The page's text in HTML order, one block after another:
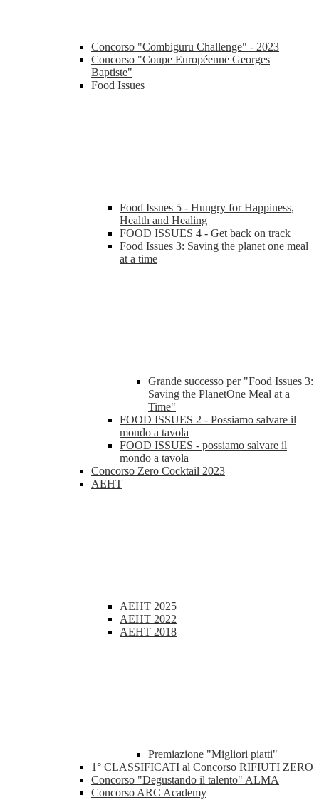
Concorso "Combiguru Challenge" - 2023
Concorso "Coupe Européenne Georges
Baptiste"
Food Issues
Food Issues 5 - Hungry for Happiness,
Health and Healing
FOOD ISSUES 4 - Get back on track
Food Issues 3: Saving the planet one meal
at a time
Grande successo per "Food Issues 3:
Saving the PlanetOne Meal at a
Time"
FOOD ISSUES 2 - Possiamo salvare il
mondo a tavola
FOOD ISSUES - possiamo salvare il
mondo a tavola
Concorso Zero Cocktail 2023
AEHT
AEHT 2025
AEHT 2022
AEHT 2018
Premiazione "Migliori piatti"
1° CLASSIFICATI al Concorso RIFIUTI ZERO
Concorso "Degustando il talento" ALMA
Concorso ARC Academy